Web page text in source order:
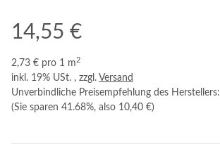
14,55 €
2,73 € pro 1 m 2
inkl. 19% USt. , zzgl. Versand
Unverbindliche Preisempfehlung des Herstellers:
(Sie sparen 41.68%, also 10,40 €)